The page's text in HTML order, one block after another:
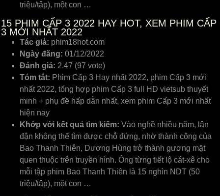
triệu/tập), một con …
15 PHIM CẤP 3 2022 HAY HOT, XEM PHIM CẤP
3 MỚI NHẤT 2022
Tác giả: phim18hot.com
Ngày đăng: 01/12/2022
Đánh giá: 2.47 (97 vote)
Tóm tắt: Phim Cấp 3 Hay nhất 2022, phim Cấp 3 mới
nhất 2022, tổng hợp phim Cấp 3 full HD vietsub thuyết
minh + phụ đề hấp dẫn nhất, xem phim Cấp 3 mới nhất
hiện nay
Khớp với kết quả tìm kiếm: Vào nghề nhiều năm, lận
đận không thể tìm được chỗ đứng, nhờ thành công của
Bao Thanh Thiên, Dương Hùng trở thành gương mặt
quen thuộc trên truyền hình. Ông từng tiết lộ cát-xê cho
mỗi tập phim Bao Thanh Thiên là 15 nghìn NDT (50
triệu/tập), một con …